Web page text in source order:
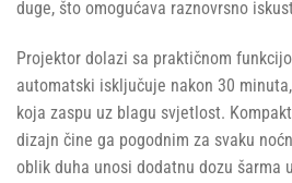
duge, što omogućava raznovrsno
Projektor dolazi sa praktičnom
automatski isključuje nakon 30
koja zaspu uz blagu svjetlost.
dizajn čine ga pogodnim za svaku
oblik duha unosi dodatnu dozu šarma